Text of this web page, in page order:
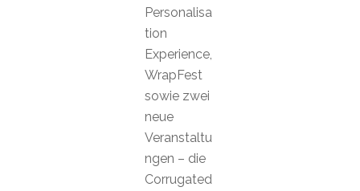
Personalisa
tion
Experience,
WrapFest
sowie zwei
neue
Veranstaltu
ngen – die
Corrugated